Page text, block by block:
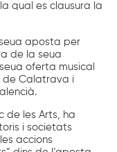
qual es clausura la
aposta per
de la seua
oferta musical
de Calatrava i
de les Arts, ha
i societats
accions